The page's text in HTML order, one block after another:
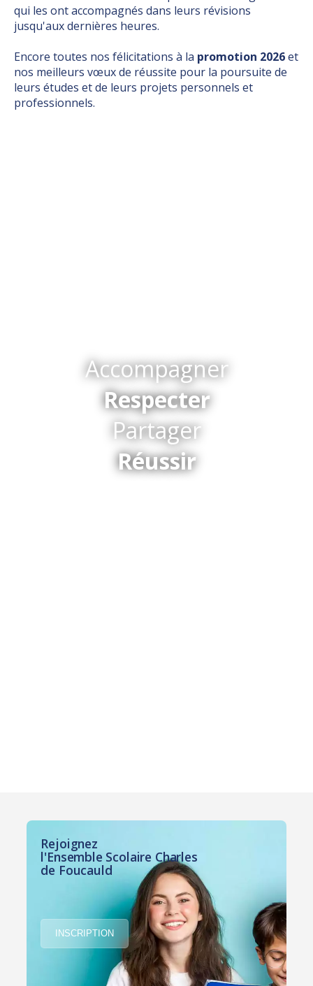
qui les ont accompagnés dans leurs révisions
jusqu'aux dernières heures.
Encore toutes nos félicitations à la promotion 2026et
nos meilleurs vœux de réussite pour la poursuite de
leurs études et de leurs projets personnels et
professionnels.
Accompagner
Respecter
Partager
Réussir
Rejoignez
l'Ensemble Scolaire Charles
de Foucauld
INSCRIPTION